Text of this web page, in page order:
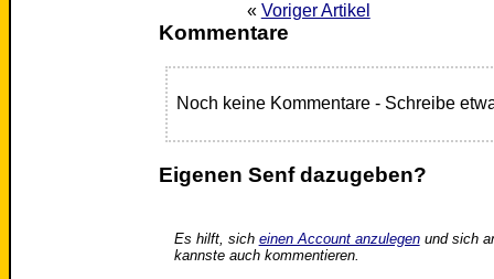
« Voriger Artikel
Kommentare
Noch keine Kommentare - Schreibe
Eigenen Senf dazugeben?
Es hilft, sich einen Account anzulegenund sich
kannste auch kommentieren.